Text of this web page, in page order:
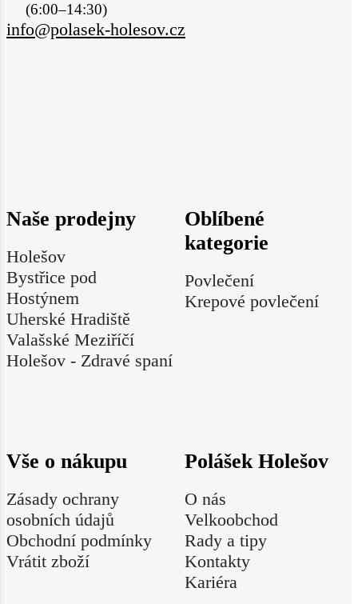
(6:00–14:30)
info@polasek-holesov.cz
Naše prodejny
Holešov
Bystřice pod
Hostýnem
Uherské Hradiště
Valašské Meziříčí
Holešov - Zdravé spaní
Oblíbené
kategorie
Povlečení
Krepové povlečení
Vše o nákupu
Zásady ochrany
osobních údajů
Obchodní podmínky
Vrátit zboží
Polášek Holešov
O nás
Velkoobchod
Rady a tipy
Kontakty
Kariéra